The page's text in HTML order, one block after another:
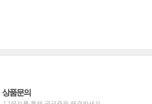
상품문의